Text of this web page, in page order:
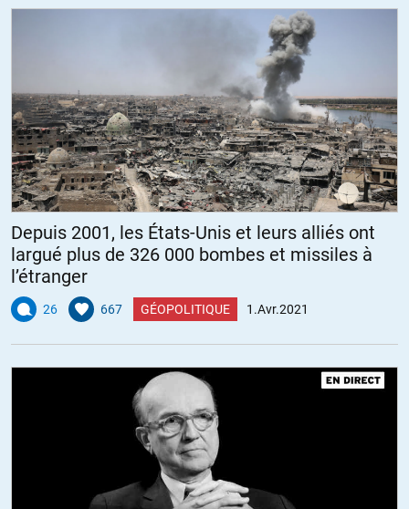
Depuis 2001, les États-Unis et leurs alliés ont
largué plus de 326 000 bombes et missiles à
l’étranger
26 667 GÉOPOLITIQUE 1.Avr.2021